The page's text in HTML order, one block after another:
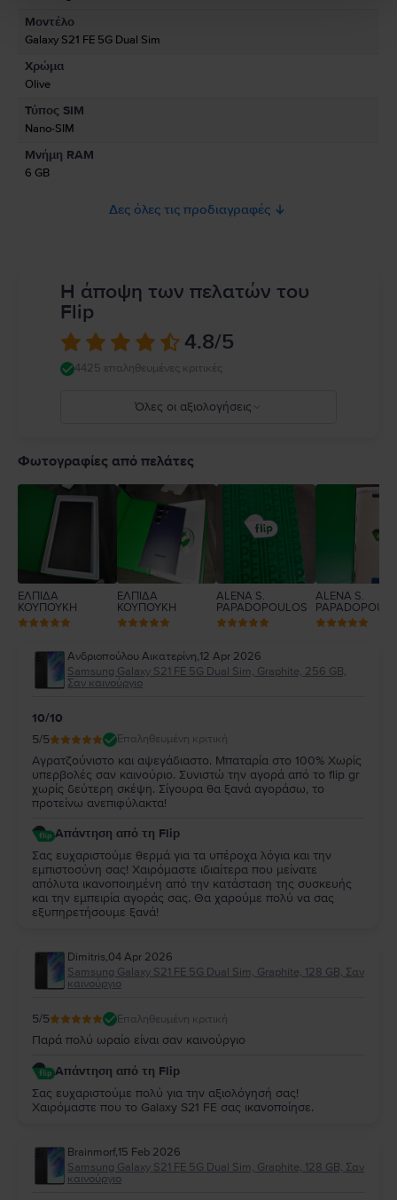
Πληροφορίες Ασφάλειας Προϊόντος
Πληροφορίες σχετικά με τις προειδοποιήσεις ασφαλείας που αφορούν
το προϊόν.
Μοντέλο
Galaxy S21 FE 5G Dual Sim
Χρώμα
Olive
Τύπος SIM
Nano-SIM
Μνήμη RAM
6 GB
Δες όλες τις προδιαγραφές
Η άποψη των πελατών του
Flip
4.8/5
4425 επαληθευμένες κριτικές
Όλες οι αξιολογήσεις
4
Φωτογραφίες από πελάτες
ΕΛΠΙΔΑ
ΚΟΥΠΟΥΚΗ
ΕΛΠΙΔΑ
ΚΟΥΠΟΥΚΗ
ALENA S.
PAPADOPOULOS
ALENA S.
Ανδριοπούλου Αικατερίνη,12 Apr 2026
Samsung Galaxy S21 FE 5G Dual Sim, Graphite, 256 GB,
Σαν καινούργιο
10/10
5/5 Επαληθευμένη κριτική
Αγρατζούνιστο και αψεγάδιαστο. Μπαταρία στο 100% Χωρίς
υπερβολές σαν καινούριο. Συνιστώ την αγορά από το flip gr
χωρίς δεύτερη σκέψη. Σίγουρα θα ξανά αγοράσω, το
προτείνω ανεπιφύλακτα!
Απάντηση από τη Flip
Σας ευχαριστούμε θερμά για τα υπέροχα λόγια και την
εμπιστοσύνη σας! Χαιρόμαστε ιδιαίτερα που μείνατε
απόλυτα ικανοποιημένη από την κατάσταση της συσκευής
και την εμπειρία αγοράς σας. Θα χαρούμε πολύ να σας
εξυπηρετήσουμε ξανά!
Dimitris,04 Apr 2026
Samsung Galaxy S21 FE 5G Dual Sim, Graphite, 128 GB, Σαν
καινούργιο
5/5 Επαληθευμένη κριτική
Παρά πολύ ωραίο είναι σαν καινούργιο
Απάντηση από τη Flip
Σας ευχαριστούμε πολύ για την αξιολόγησή σας!
Χαιρόμαστε που το Galaxy S21 FE σας ικανοποίησε.
Brainmorf,15 Feb 2026
Samsung Galaxy S21 FE 5G Dual Sim, Graphite, 128 GB, Σαν
καινούργιο